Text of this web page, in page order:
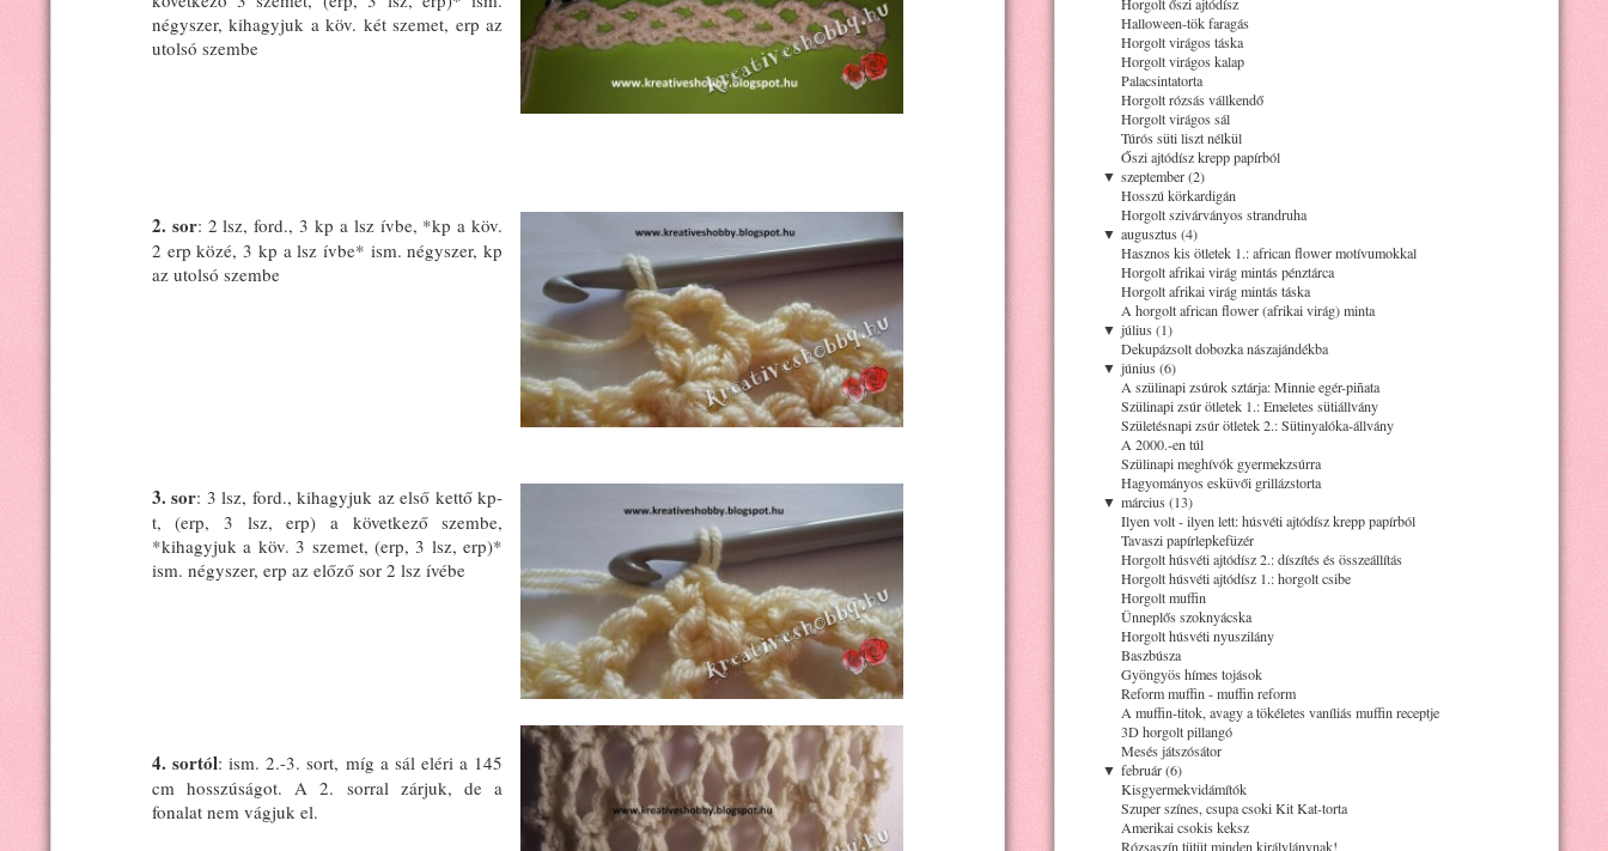
négyszer, kihagyjuk a köv. két szemet, erp az
utolsó szembe
2. sor: 2 lsz, ford., 3 kp a lsz ívbe, *kp a köv.
2 erp közé, 3 kp a lsz ívbe* ism. négyszer, kp
az utolsó szembe
3. sor: 3 lsz, ford., kihagyjuk az első kettő kp-
t, (erp, 3 lsz, erp) a következő szembe,
*kihagyjuk a köv. 3 szemet, (erp, 3 lsz, erp)*
ism. négyszer, erp az előző sor 2 lsz ívébe
4. sortól: ism. 2.-3. sort, míg a sál eléri a 145
cm hosszúságot. A 2. sorral zárjuk, de a
fonalat nem vágjuk el.
Halloween-tök faragás
Horgolt virágos táska
Horgolt virágos kalap
Palacsintatorta
Horgolt rózsás vállkendő
Horgolt virágos sál
Túrós süti liszt nélkül
Őszi ajtódísz krepp papírból
▼ szeptember (2)
Hosszú körkardigán
Horgolt szivárványos strandruha
▼ augusztus (4)
Hasznos kis ötletek 1.: african flower motívumokkal
Horgolt afrikai virág mintás pénztárca
Horgolt afrikai virág mintás táska
A horgolt african flower (afrikai virág) minta
▼ július (1)
Dekupázsolt dobozka nászajándékba
▼ június (6)
A szülinapi zsúrok sztárja: Minnie egér-piñata
Szülinapi zsúr ötletek 1.: Emeletes sütiállvány
Születésnapi zsúr ötletek 2.: Sütinyalóka-állvány
A 2000.-en túl
Szülinapi meghívók gyermekzsúrra
Hagyományos esküvői grillázstorta
▼ március (13)
Ilyen volt - ilyen lett: húsvéti ajtódísz krepp papírból
Tavaszi papírlepkefüzér
Horgolt húsvéti ajtódísz 2.: díszítés és összeállítás
Horgolt húsvéti ajtódísz 1.: horgolt csibe
Horgolt muffin
Ünneplős szoknyácska
Horgolt húsvéti nyuszilány
Baszbúsza
Gyöngyös hímes tojások
Reform muffin - muffin reform
A muffin-titok, avagy a tökéletes vaníliás muffin receptje
3D horgolt pillangó
Mesés játszósátor
▼ február (6)
Kisgyermekvidámítók
Szuper színes, csupa csoki Kit Kat-torta
Amerikai csokis keksz
Rózsaszín tütüt minden királylánynak!